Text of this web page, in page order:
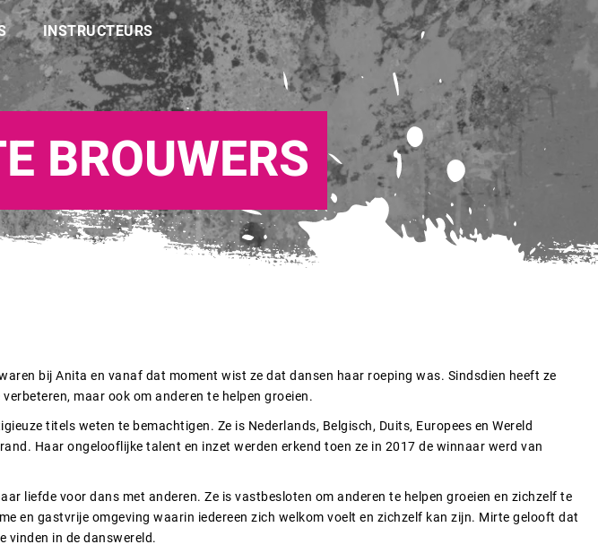
INSTRUCTEURS
BROUWERS
bij Anita en vanaf dat moment wist ze dat dansen haar roeping was. Sindsdien heeft ze
maar ook om anderen te helpen groeien.
titels weten te bemachtigen. Ze is Nederlands, Belgisch, Duits, Europees en Wereld
Haar ongelooflijke talent en inzet werden erkend toen ze in 2017 de winnaar werd van
liefde voor dans met anderen. Ze is vastbesloten om anderen te helpen groeien en zichzelf te
en gastvrije omgeving waarin iedereen zich welkom voelt en zichzelf kan zijn. Mirte gelooft dat
vinden in de danswereld.